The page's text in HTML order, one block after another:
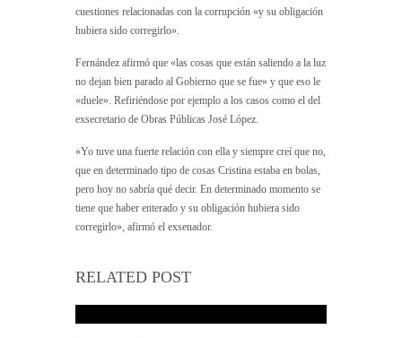
cuestiones relacionadas con la corrupción «y su obligación
hubiera sido corregirlo».
Fernández afirmó que «las cosas que están saliendo a la luz
no dejan bien parado al Gobierno que se fue» y que eso le
«duele». Refiriéndose por ejemplo a los casos como el del
exsecretario de Obras Públicas José López.
«Yo tuve una fuerte relación con ella y siempre creí que no,
que en determinado tipo de cosas Cristina estaba en bolas,
pero hoy no sabría qué decir. En determinado momento se
tiene que haber enterado y su obligación hubiera sido
corregirlo», afirmó el exsenador.
RELATED POST